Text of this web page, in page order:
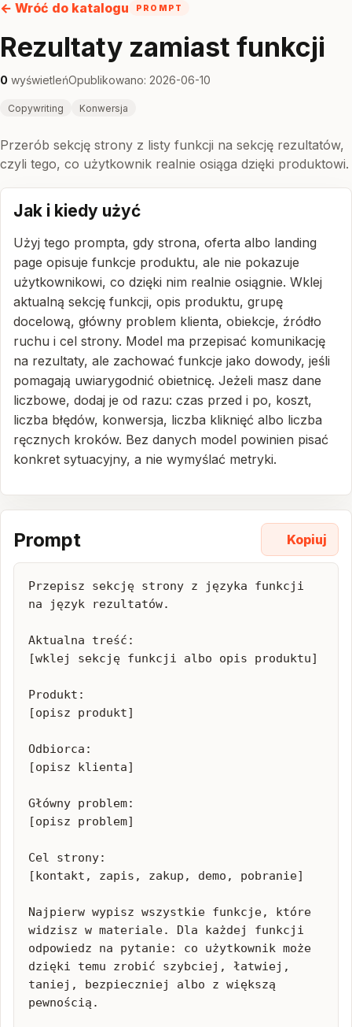
← Wróć do katalogu PROMPT
Rezultaty zamiast funkcji
0 wyświetleńOpublikowano: 2026-06-10
Copywriting Konwersja
Przerób sekcję strony z listy funkcji na sekcję rezultatów,
czyli tego, co użytkownik realnie osiąga dzięki produktowi.
Jak i kiedy użyć
Użyj tego prompta, gdy strona, oferta albo landing
page opisuje funkcje produktu, ale nie pokazuje
użytkownikowi, co dzięki nim realnie osiągnie. Wklej
aktualną sekcję funkcji, opis produktu, grupę
docelową, główny problem klienta, obiekcje, źródło
ruchu i cel strony. Model ma przepisać komunikację
na rezultaty, ale zachować funkcje jako dowody, jeśli
pomagają uwiarygodnić obietnicę. Jeżeli masz dane
liczbowe, dodaj je od razu: czas przed i po, koszt,
liczba błędów, konwersja, liczba kliknięć albo liczba
ręcznych kroków. Bez danych model powinien pisać
konkret sytuacyjny, a nie wymyślać metryki.
Prompt Kopiuj
Przepisz sekcję strony z języka funkcji
na język rezultatów.
Aktualna treść:
[wklej sekcję funkcji albo opis produktu]
Produkt:
[opisz produkt]
Odbiorca:
[opisz klienta]
Główny problem:
[opisz problem]
Cel strony:
[kontakt, zapis, zakup, demo, pobranie]
Najpierw wypisz wszystkie funkcje, które
widzisz w materiale. Dla każdej funkcji
odpowiedz na pytanie: co użytkownik może
dzięki temu zrobić szybciej, łatwiej,
taniej, bezpieczniej albo z większą
pewnością.